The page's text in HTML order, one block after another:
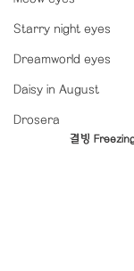
Starry night eyes
Dreamworld eyes
Daisy in August
Drosera
결빙